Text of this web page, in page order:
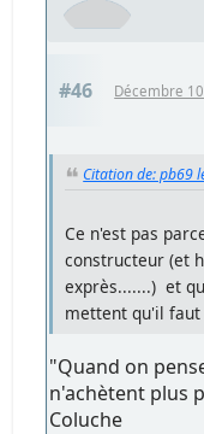
#46 Décembre
Citation de: pb69
Ce n'est pas
constructeur (et
exprès.......) et
mettent qu'il faut
"Quand on
n'achètent plus
Coluche